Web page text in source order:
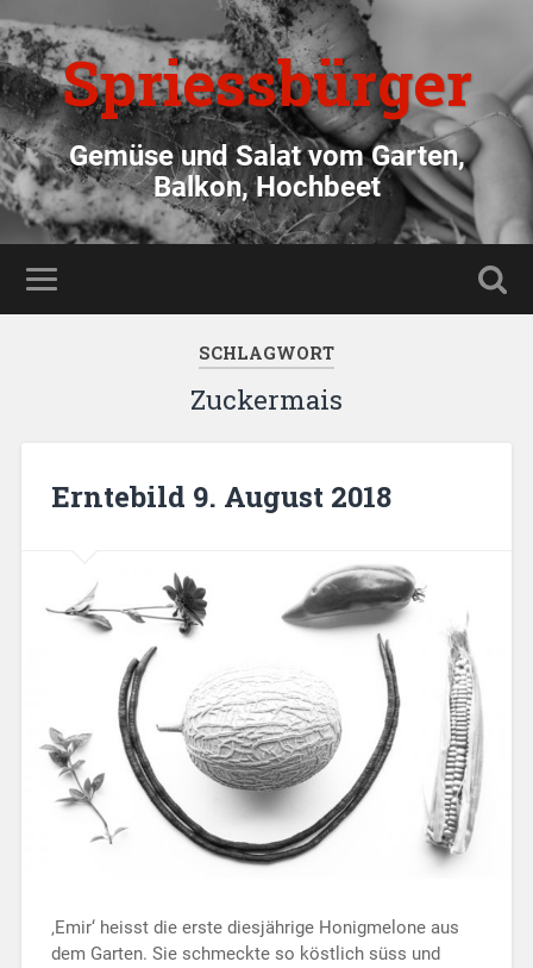
Spriessbürger
Gemüse und Salat vom Garten,
Balkon, Hochbeet
SCHLAGWORT
Zuckermais
Erntebild 9. August 2018
‚Emir‘ heisst die erste diesjährige Honigmelone aus
dem Garten. Sie schmeckte so köstlich süss und